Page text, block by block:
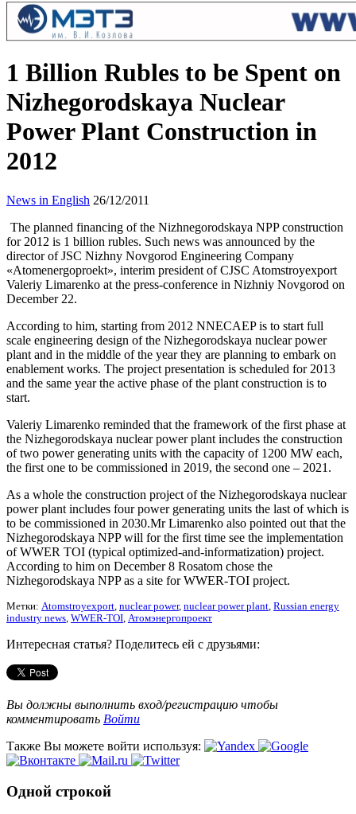
1 Billion Rubles to be Spent on
Nizhegorodskaya Nuclear
Power Plant Construction in
2012
News in English 26/12/2011
The planned financing of the Nizhnegorodskaya NPP construction
for 2012 is 1 billion rubles. Such news was announced by the
director of JSC Nizhny Novgorod Engineering Company
«Atomenergoproekt», interim president of CJSC Atomstroyexport
Valeriy Limarenko at the press-conference in Nizhniy Novgorod on
December 22.
According to him, starting from 2012 NNECAEP is to start full
scale engineering design of the Nizhegorodskaya nuclear power
plant and in the middle of the year they are planning to embark on
enablement works. The project presentation is scheduled for 2013
and the same year the active phase of the plant construction is to
start.
Valeriy Limarenko reminded that the framework of the first phase at
the Nizhegorodskaya nuclear power plant includes the construction
of two power generating units with the capacity of 1200 MW each,
the first one to be commissioned in 2019, the second one – 2021.
As a whole the construction project of the Nizhegorodskaya nuclear
power plant includes four power generating units the last of which is
to be commissioned in 2030.Mr Limarenko also pointed out that the
Nizhegorodskaya NPP will for the first time see the implementation
of WWER TOI (typical optimized-and-informatization) project.
According to him on December 8 Rosatom chose the
Nizhegorodskaya NPP as a site for WWER-TOI project.
Метки: Atomstroyexport, nuclear power, nuclear power plant, Russian energy
industry news, WWER-TOI, Атомэнергопроект
Интересная статья? Поделитесь ей с друзьями:
Вы должны выполнить вход/регистрацию чтобы
комментировать Войти
Также Вы можете войти используя:
Одной строкой